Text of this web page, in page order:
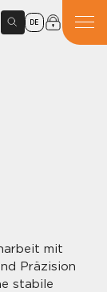
DE
mit
Präzision
stabile